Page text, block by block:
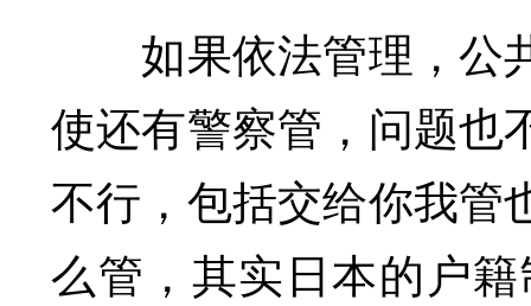
如果依法管理，公
使还有警察管，问题也
不行，包括交给你我管
么管，其实日本的户